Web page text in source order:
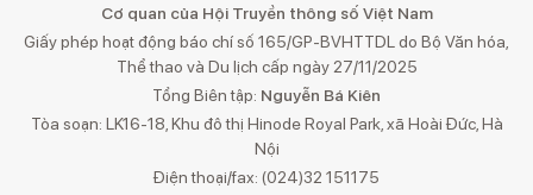
Cơ quan của Hội Truyền thông số Việt Nam
Giấy phép hoạt động báo chí số 165/GP-BVHTTDL do Bộ Văn hóa,
Thể thao và Du lịch cấp ngày 27/11/2025
Tổng Biên tập: Nguyễn Bá Kiên
Tòa soạn: LK16-18, Khu đô thị Hinode Royal Park, xã Hoài Đức, Hà
Nội
Điện thoại/fax: (024)32 151175